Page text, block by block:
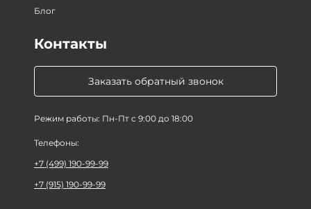
Блог
Заказать обратный звонок
Режим работы: Пн-Пт с 9:00 до 18:00
Контакты
Телефоны:
+7 (499) 190-99-99
+7 (915) 190-99-99